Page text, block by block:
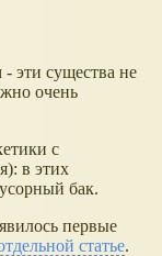
эти существа не
очень
с
в этих
бак.
первые
статье.